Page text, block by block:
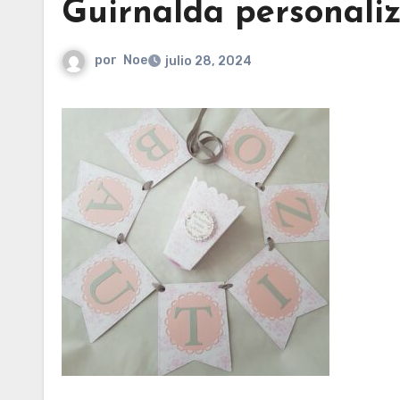
Guirnalda
por Noe julio 28, 2024